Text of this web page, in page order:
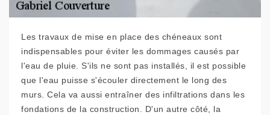
Les travaux de mise en place des chéneaux sont
indispensables pour éviter les dommages causés par
l'eau de pluie. S'ils ne sont pas installés, il est possible
que l'eau puisse s'écouler directement le long des
murs. Cela va aussi entraîner des infiltrations dans les
fondations de la construction. D'un autre côté, la